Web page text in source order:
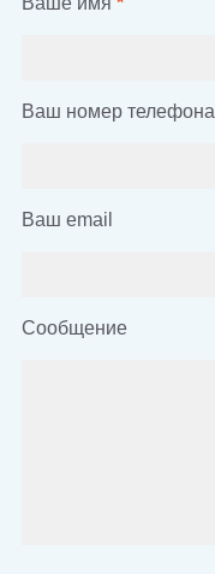
Ваш номер телефона
Ваш email
Сообщение